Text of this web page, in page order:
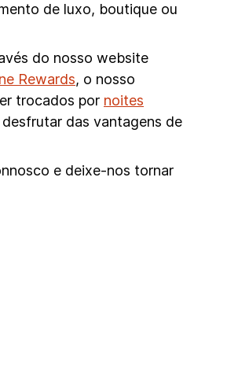
de luxo, boutique ou
do nosso website
Rewards, o nosso
trocados por noites
das vantagens de
e deixe-nos tornar